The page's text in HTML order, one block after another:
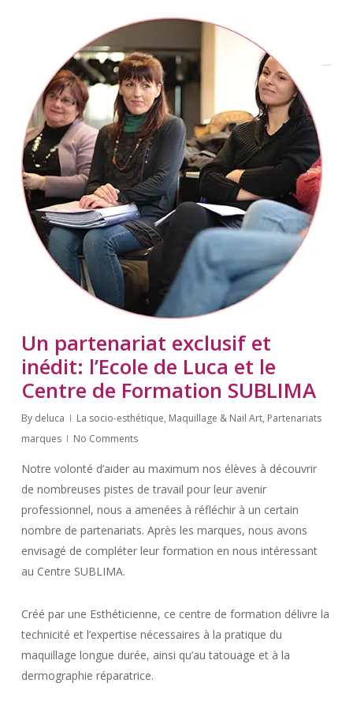
Un partenariat exclusif et
inédit: l’Ecole de Luca et le
Centre de Formation SUBLIMA
By deluca La socio-esthétique, Maquillage & Nail Art, Partenariats
marques
No Comments
Notre volonté d’aider au maximum nos élèves à découvrir
de nombreuses pistes de travail pour leur avenir
professionnel, nous a amenées à réfléchir à un certain
nombre de partenariats. Après les marques, nous avons
envisagé de compléter leur formation en nous intéressant
au Centre SUBLIMA.
Créé par une Esthéticienne, ce centre de formation délivre la
technicité et l’expertise nécessaires à la pratique du
maquillage longue durée, ainsi qu’au tatouage et à la
dermographie réparatrice.